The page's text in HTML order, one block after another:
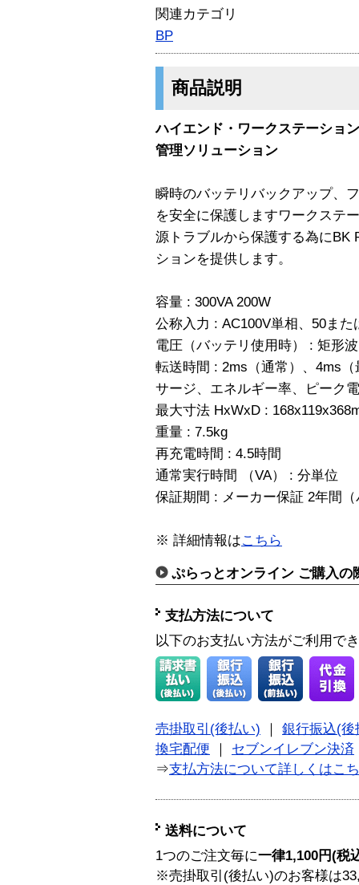
関連カテゴリ
BP
商品説明
ハイエンド・ワークステーショ
管理ソリューション
瞬時のバッテリバックアップ、
を安全に保護しますワークステ
源トラブルから保護する為にBK
ションを提供します。
容量 : 300VA 200W
公称入力 : AC100V単相、50ま
電圧（バッテリ使用時） : 矩形
転送時間 : 2ms（通常）、4ms（
サージ、エネルギー率、ピーク
最大寸法 HxWxD :
重量 : 7.5kg
再充電時間 : 4.5時間
通常実行時間 （VA） : 分単位
保証期間 : メーカー保証 2年間
※ 詳細情報はこちら
ぷらっとオンライン ご購入の
支払方法について
以下のお支払い方法がご利用で
売掛取引(後払い)
銀行振込(後
換宅配便
セブンイレブン決済
⇒支払方法について詳しくはこ
送料について
1つのご注文毎に一律1,100円(税
※売掛取引(後払い)のお客様は